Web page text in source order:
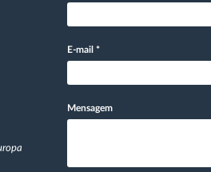
E-mail *
Mensagem